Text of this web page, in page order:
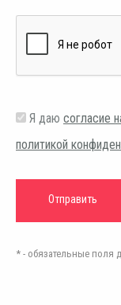
Я даю согласие
политикой
* - обязательные поля